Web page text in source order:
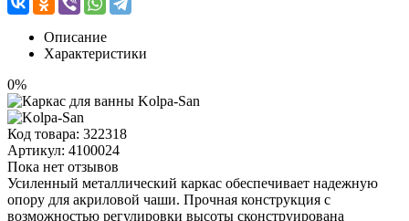
Описание
Характеристики
0%
Код товара: 322318
Артикул: 4100024
Пока нет отзывов
Усиленный металлический каркас обеспечивает надежную
опору для акриловой чаши. Прочная конструкция с
возможностью регулировки высоты сконструирована